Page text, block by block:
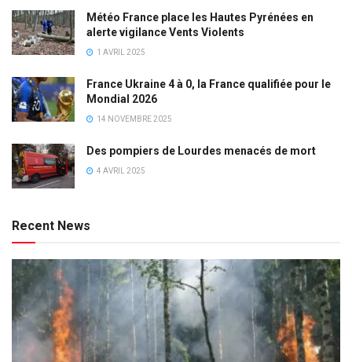
Météo France place les Hautes Pyrénées en
alerte vigilance Vents Violents
1 AVRIL 2025
France Ukraine 4 à 0, la France qualifiée pour le
Mondial 2026
14 NOVEMBRE 2025
Des pompiers de Lourdes menacés de mort
4 AVRIL 2025
Recent News